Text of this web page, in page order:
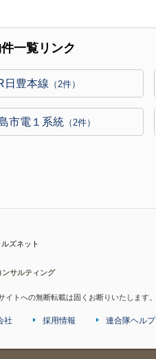
一覧リンク
日豊本線 （2件）
市電１系統 （2件）
ズネット
サルティング
トへの無断転載は固くお断りいたします。
社 採用情報 連合隊ヘルプ